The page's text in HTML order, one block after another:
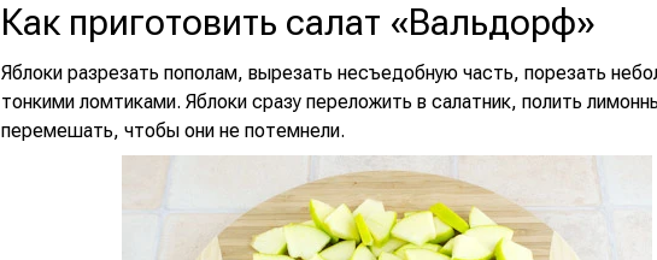
Как приготовить салат «Вальдорф»
Яблоки разрезать пополам, вырезать несъедобную часть, порезать
тонкими ломтиками. Яблоки сразу переложить в салатник, полить
перемешать, чтобы они не потемнели.